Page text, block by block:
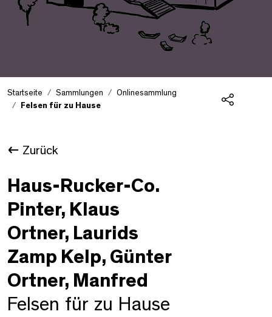
Startseite Sammlungen
Onlinesammlung
Felsen für zu Hause
Zurück
Haus-Rucker-Co.
Pinter, Klaus
Ortner, Laurids
Zamp Kelp, Günter
Ortner, Manfred
Felsen für zu Hause